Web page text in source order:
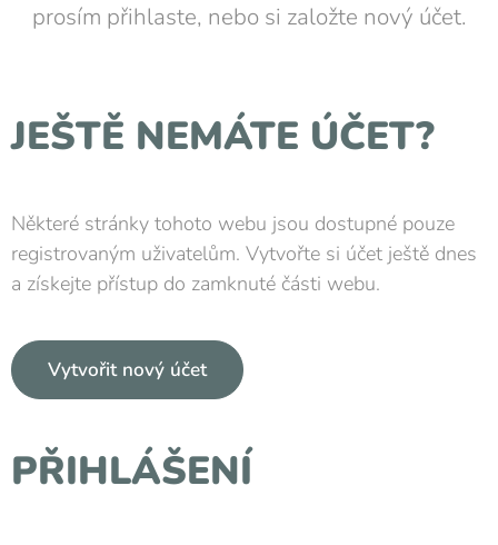
prosím přihlaste, nebo si založte nový účet.
JEŠTĚ NEMÁTE ÚČET?
Některé stránky tohoto webu jsou dostupné pouze
registrovaným uživatelům. Vytvořte si účet ještě dnes
a získejte přístup do zamknuté části webu.
Vytvořit nový účet
PŘIHLÁŠENÍ